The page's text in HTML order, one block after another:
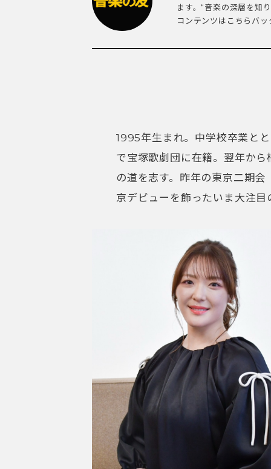
ます。“音楽の深層を知
コンテンツはこちらバ
1995年生まれ。中学校卒業と
で宝塚歌劇団に在籍。翌年か
の道を志す。昨年の東京二期
京デビューを飾ったいま大注